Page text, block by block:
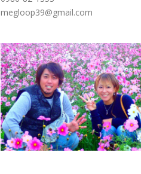
megloop39@gmail.com